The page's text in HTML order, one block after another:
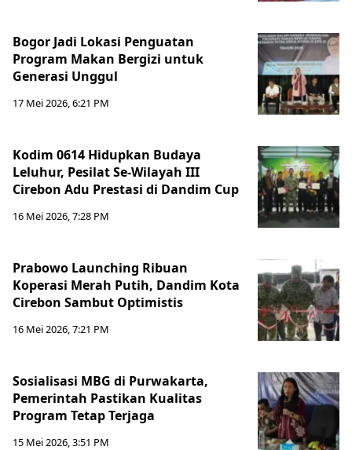
Bogor Jadi Lokasi Penguatan
Program Makan Bergizi untuk
Generasi Unggul
17 Mei 2026, 6:21 PM
Kodim 0614 Hidupkan Budaya
Leluhur, Pesilat Se-Wilayah III
Cirebon Adu Prestasi di Dandim Cup
16 Mei 2026, 7:28 PM
Prabowo Launching Ribuan
Koperasi Merah Putih, Dandim Kota
Cirebon Sambut Optimistis
16 Mei 2026, 7:21 PM
Sosialisasi MBG di Purwakarta,
Pemerintah Pastikan Kualitas
Program Tetap Terjaga
15 Mei 2026, 3:51 PM